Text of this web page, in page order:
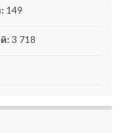
149
3 718